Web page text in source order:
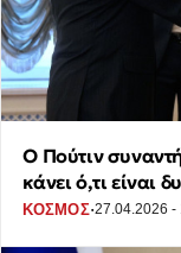
Ο Πούτιν
κάνει ό,τι είναι
ΚΟΣΜΟΣ·27.04.2026 -